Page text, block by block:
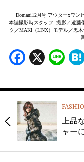
Domani12月号 アウターxワン
本誌撮影時スタッフ: 撮影／遠藤
ク／MAKI（LINX）モデル／黒
Facebook
X
上品
ャー